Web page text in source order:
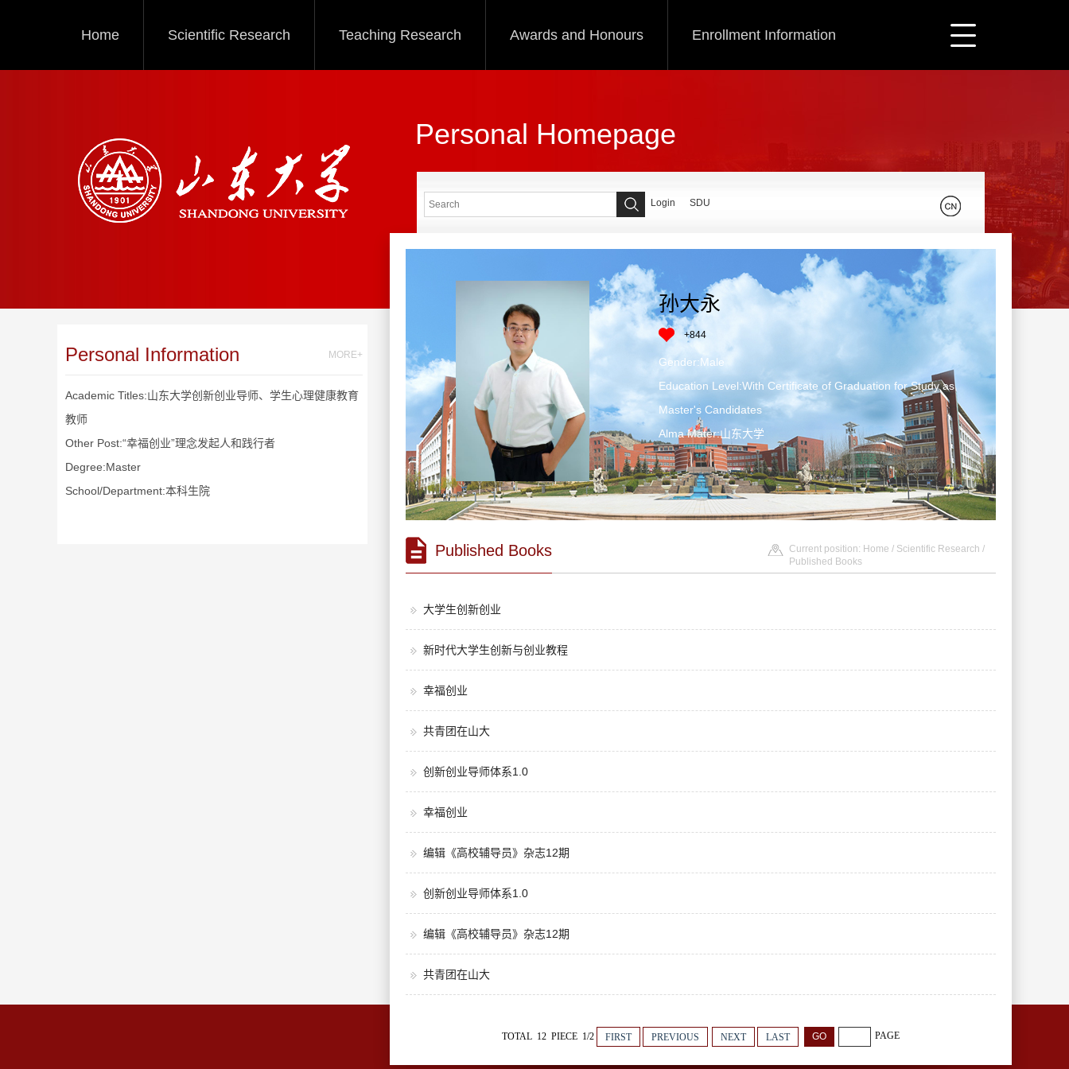
Home Scientific Research Teaching Research Awards and Honours Enrollment Information
Personal Homepage
Personal Information MORE+
Academic Titles:山东大学创新创业导师、学生心理健康教育
教师
Other Post:“幸福创业”理念发起人和践行者
Degree:Master
School/Department:本科生院
Login SDU
孙大永
+844
Gender:Male
Education Level:With Certificate of Graduation for Study as
Master's Candidates
Alma Mater:山东大学
Published Books Current position: Home / Scientific Research /
Published Books
大学生创新创业
新时代大学生创新与创业教程
幸福创业
共青团在山大
创新创业导师体系1.0
幸福创业
编辑《高校辅导员》杂志12期
创新创业导师体系1.0
编辑《高校辅导员》杂志12期
共青团在山大
TOTAL 12 PIECE 1/2 FIRST PREVIOUS NEXT LAST PAGE